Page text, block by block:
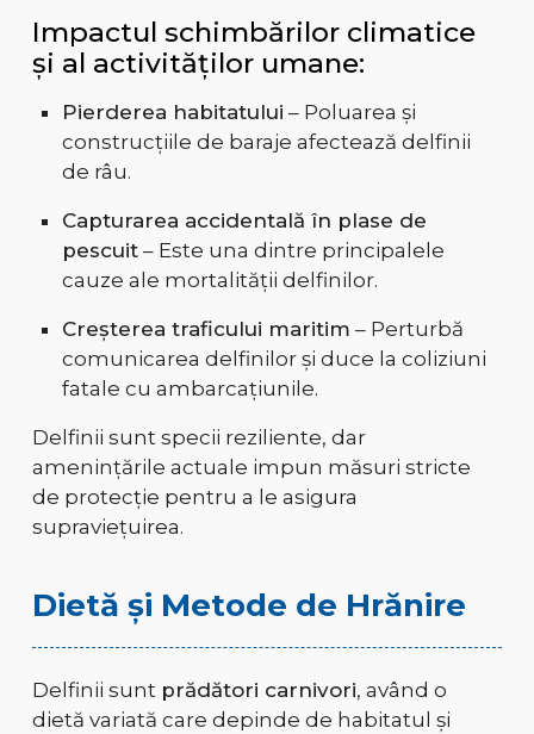
Impactul schimbărilor climatice
și al activităților umane:
Pierderea habitatului – Poluarea și
construcțiile de baraje afectează delfinii
de râu.
Capturarea accidentală în plase de
pescuit– Este una dintre principalele
cauze ale mortalității delfinilor.
Creșterea traficului maritim – Perturbă
comunicarea delfinilor și duce la coliziuni
fatale cu ambarcațiunile.
Delfinii sunt specii reziliente, dar
amenințările actuale impun măsuri stricte
de protecție pentru a le asigura
supraviețuirea.
Dietă și Metode de Hrănire
Delfinii sunt prădători carnivori, având o
dietă variată care depinde de habitatul și